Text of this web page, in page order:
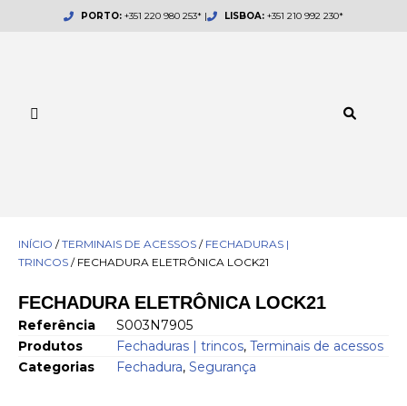
PORTO: +351 220 980 253* | LISBOA:+351 210 992 230*
INÍCIO /TERMINAIS DE ACESSOS / FECHADURAS |
TRINCOS / FECHADURA ELETRÔNICA LOCK21
FECHADURA ELETRÔNICA LOCK21
Referência
S003N7905
Produtos
Fechaduras | trincos, Terminais de acessos
Categorias
Fechadura, Segurança